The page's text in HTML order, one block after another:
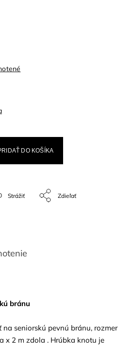
DO KOŠÍKA
Strážiť Zdieľať
bránu
seniorskú pevnú bránu, rozmer
x 2 m zdola . Hrúbka knotu je